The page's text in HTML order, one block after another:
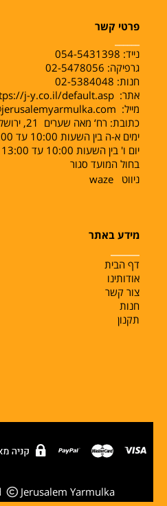
פרטי קשר
נייד: 054-5431398
גרפיקה: 02-5478056
חנות: 02-5384048
אתר: j-y.co.il/default.asp
מייל:
כתובת: רח‘ מאה שערים 21, ירושלים.
ימים א-ה בין השעות 10:00 עד 20:00
יום ו' בין השעות 10:00 עד 13:00
בחול המועד סגור
ניווט
waze
מידע באתר
דף הבית
אודותינו
צור קשר
חנות
תקנון
Jerusalem Yarmulka